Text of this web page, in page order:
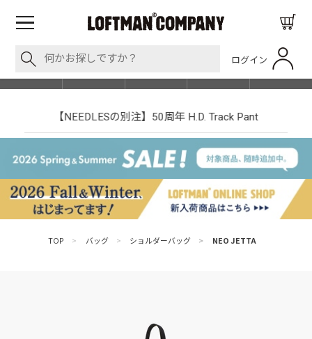
ログイン
SHOP LIST
【NEEDLESの別注】50周年 H.D. Track Pant
TOP > バッグ > ショルダーバッグ > NEO JETTA